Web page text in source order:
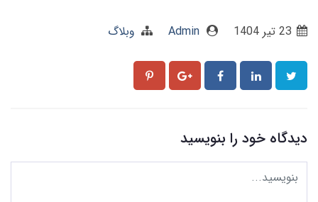
Admin وبلاگ
دیدگاه خود را بنویسید